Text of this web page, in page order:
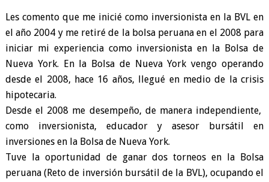
Les comento que me inicié como inversionista en la BVL en
el año 2004 y me retiré de la bolsa peruana en el 2008 para
iniciar mi experiencia como inversionista en la Bolsa de
Nueva York. En la Bolsa de Nueva York vengo operando
desde el 2008, hace 16 años, llegué en medio de la crisis
hipotecaria.
Desde el 2008 me desempeño, de manera independiente,
como inversionista, educador y asesor bursátil en
inversiones en la Bolsa de Nueva York.
Tuve la oportunidad de ganar dos torneos en la Bolsa
peruana (Reto de inversión bursátil de la BVL), ocupando el